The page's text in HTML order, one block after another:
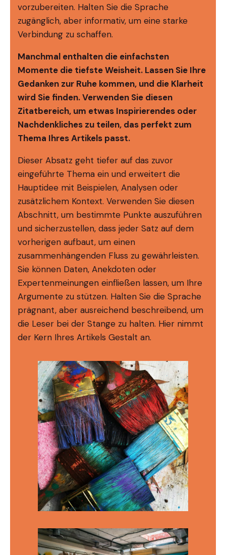
vorzubereiten. Halten Sie die Sprache
zugänglich, aber informativ, um eine starke
Verbindung zu schaffen.
Manchmal enthalten die einfachsten
Momente die tiefste Weisheit. Lassen Sie Ihre
Gedanken zur Ruhe kommen, und die Klarheit
wird Sie finden. Verwenden Sie diesen
Zitatbereich, um etwas Inspirierendes oder
Nachdenkliches zu teilen, das perfekt zum
Thema Ihres Artikels passt.
Dieser Absatz geht tiefer auf das zuvor
eingeführte Thema ein und erweitert die
Hauptidee mit Beispielen, Analysen oder
zusätzlichem Kontext. Verwenden Sie diesen
Abschnitt, um bestimmte Punkte auszuführen
und sicherzustellen, dass jeder Satz auf dem
vorherigen aufbaut, um einen
zusammenhängenden Fluss zu gewährleisten.
Sie können Daten, Anekdoten oder
Expertenmeinungen einfließen lassen, um Ihre
Argumente zu stützen. Halten Sie die Sprache
prägnant, aber ausreichend beschreibend, um
die Leser bei der Stange zu halten. Hier nimmt
der Kern Ihres Artikels Gestalt an.